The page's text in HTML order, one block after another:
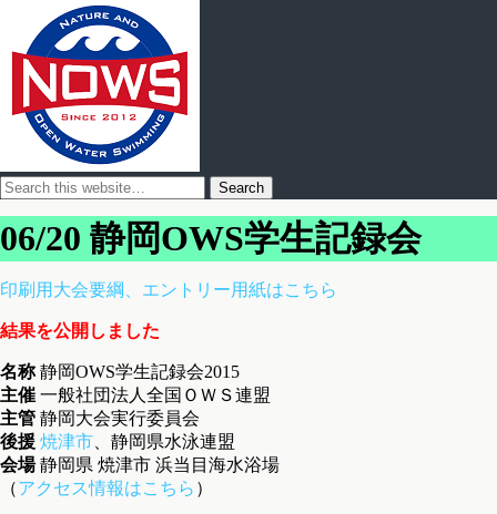
06/20 静岡OWS学生記録会
印刷用大会要綱、エントリー用紙はこちら
結果を公開しました
名称静岡OWS学生記録会2015
主催 一般社団法人全国ＯＷＳ連盟
主管 静岡大会実行委員会
後援 焼津市 、静岡県水泳連盟
会場静岡県 焼津市 浜当目海水浴場
（アクセス情報はこちら ）